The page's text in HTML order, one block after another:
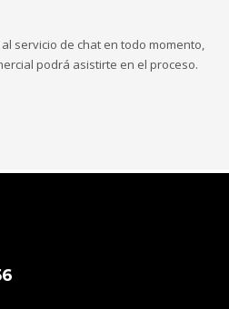
servicio de chat en todo momento,
podrá asistirte en el proceso.